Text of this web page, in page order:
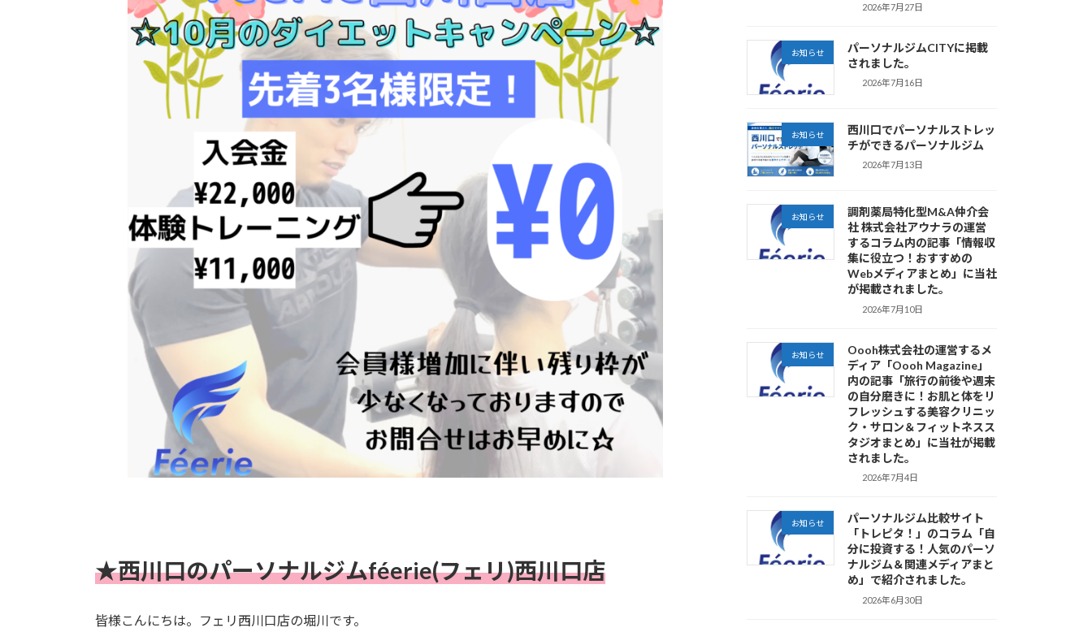
★西川口のパーソナルジムféerie(フェリ)西川口店
皆様こんにちは。フェリ西川口店の堀川です。
2026年7月27日
お知らせ
パーソナルジムCITYに掲載
されました。
2026年7月16日
お知らせ
西川口でパーソナルストレッ
チができるパーソナルジム
2026年7月13日
お知らせ
調剤薬局特化型M&A仲介会
社 株式会社アウナラの運営
するコラム内の記事「情報収
集に役立つ！おすすめの
Webメディアまとめ」に当社
が掲載されました。
2026年7月10日
お知らせ
Oooh株式会社の運営するメ
ディア「Oooh Magazine」
内の記事「旅行の前後や週末
の自分磨きに！お肌と体をリ
フレッシュする美容クリニッ
ク・サロン＆フィットネスス
タジオまとめ」に当社が掲載
されました。
2026年7月4日
お知らせ
パーソナルジム比較サイト
「トレピタ！」のコラム「自
分に投資する！人気のパーソ
ナルジム＆関連メディアまと
め」で紹介されました。
2026年6月30日